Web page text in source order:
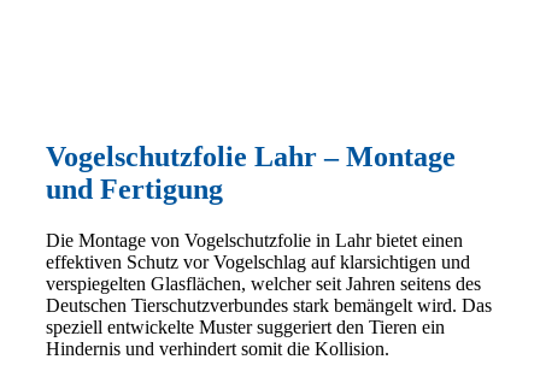
Vogelschutzfolie Lahr – Montage
und Fertigung
Die Montage von Vogelschutzfolie in Lahr bietet einen
effektiven Schutz vor Vogelschlag auf klarsichtigen und
verspiegelten Glasflächen, welcher seit Jahren seitens des
Deutschen Tierschutzverbundes stark bemängelt wird. Das
speziell entwickelte Muster suggeriert den Tieren ein
Hindernis und verhindert somit die Kollision.